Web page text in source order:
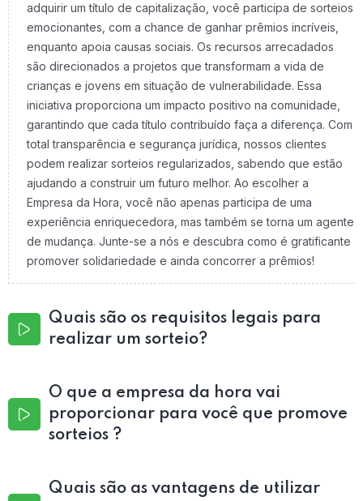
adquirir um título de capitalização, você participa de sorteios
emocionantes, com a chance de ganhar prêmios incríveis,
enquanto apoia causas sociais. Os recursos arrecadados
são direcionados a projetos que transformam a vida de
crianças e jovens em situação de vulnerabilidade. Essa
iniciativa proporciona um impacto positivo na comunidade,
garantindo que cada título contribuído faça a diferença. Com
total transparência e segurança jurídica, nossos clientes
podem realizar sorteios regularizados, sabendo que estão
ajudando a construir um futuro melhor. Ao escolher a
Empresa da Hora, você não apenas participa de uma
experiência enriquecedora, mas também se torna um agente
de mudança. Junte-se a nós e descubra como é gratificante
promover solidariedade e ainda concorrer a prêmios!
Quais são os requisitos legais para
realizar um sorteio?
O que a empresa da hora vai
proporcionar para você que promove
sorteios ?
Quais são as vantagens de utilizar